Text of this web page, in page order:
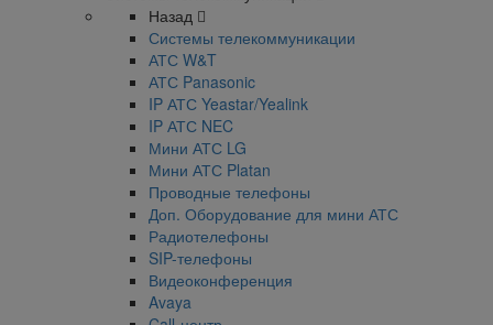
Назад
Системы телекоммуникации
АТС W&T
АТС Panasonic
IP АТС Yeastar/Yealink
IP АТС NEC
Мини АТС LG
Мини АТС Platan
Проводные телефоны
Доп. Оборудование для мини АТС
Радиотелефоны
SIP-телефоны
Видеоконференция
Avaya